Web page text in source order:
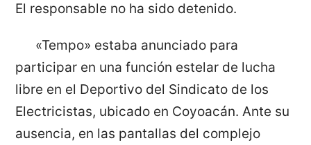
El responsable no ha sido detenido.
«Tempo» estaba anunciado para
participar en una función estelar de lucha
libre en el Deportivo del Sindicato de los
Electricistas, ubicado en Coyoacán. Ante su
ausencia, en las pantallas del complejo